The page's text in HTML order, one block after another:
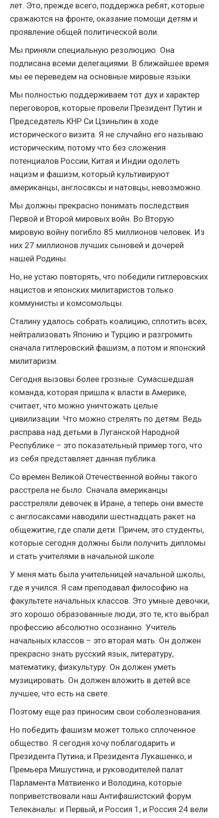
лет. Это, прежде всего, поддержка ребят, которые
сражаются на фронте, оказание помощи детям и
проявление общей политической воли.
Мы приняли специальную резолюцию. Она
подписана всеми делегациями. В ближайшее время
мы ее переведем на основные мировые языки.
Мы полностью поддерживаем тот дух и характер
переговоров, которые провели Президент Путин и
Председатель КНР Си Цзиньпин в ходе
исторического визита. Я не случайно его называю
историческим, потому что без сложения
потенциалов России, Китая и Индии одолеть
нацизм и фашизм, который культивируют
американцы, англосаксы и натовцы, невозможно.
Мы должны прекрасно понимать последствия
Первой и Второй мировых войн. Во Вторую
мировую войну погибло 85 миллионов человек. Из
них 27 миллионов лучших сыновей и дочерей
нашей Родины.
Но, не устаю повторять, что победили гитлеровских
нацистов и японских милитаристов только
коммунисты и комсомольцы.
Сталину удалось собрать коалицию, сплотить всех,
нейтрализовать Японию и Турцию и разгромить
сначала гитлеровский фашизм, а потом и японский
милитаризм.
Сегодня вызовы более грозные. Сумасшедшая
команда, которая пришла к власти в Америке,
считает, что можно уничтожать целые
цивилизации. Что можно стрелять по детям. Ведь
расправа над детьми в Луганской Народной
Республике – это показательный пример того, что
из себя представляет данная публика.
Со времен Великой Отечественной войны такого
расстрела не было. Сначала американцы
расстреляли девочек в Иране, а теперь они вместе
с англосаксами наводили шестнадцать ракет на
общежитие, где спали дети. Причем, это студенты,
которые сегодня должны были получить дипломы
и стать учителями в начальной школе.
У меня мать была учительницей начальной школы,
где я учился. Я сам преподавал философию на
факультете начальных классов. Это умные девочки,
это хорошо образованные люди, это те, кто выбрал
профессию абсолютно осознанно. Учитель
начальных классов – это вторая мать. Он должен
прекрасно знать русский язык, литературу,
математику, физкультуру. Он должен уметь
музицировать. Он должен вложить в детей все
лучшее, что есть на свете.
Поэтому еще раз приносим свои соболезнования.
Но победить фашизм может только сплоченное
общество. Я сегодня хочу поблагодарить и
Президента Путина, и Президента Лукашенко, и
Премьера Мишустина, и руководителей палат
Парламента Матвиенко и Володина, которые
поприветствовали наш Антифашистский форум.
Телеканалы: и Первый, и Россия 1, и Россия 24 вели